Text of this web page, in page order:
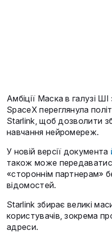
Амбіції Маска в галузі
SpaceX переглянула
Starlink, щоб дозволити
навчання нейромереж.
У новій версії документа
також може
«стороннім партнерам»
відомостей.
Starlink збирає великі
користувачів, зокрема
адреси.